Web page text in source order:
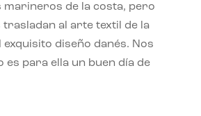
marineros de la costa, pero
trasladan al arte textil de la
exquisito diseño danés. Nos
es para ella un buen día de